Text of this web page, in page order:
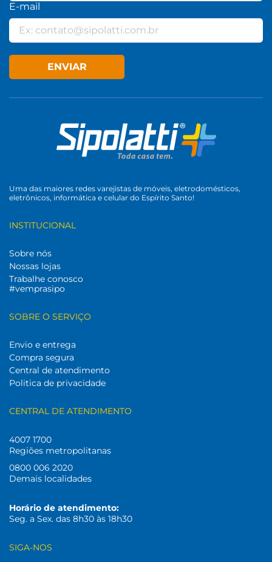
E-mail
ENVIAR
Uma das maiores redes varejistas de móveis, eletrodomésticos,
eletrônicos, informática e celular do Espírito Santo!
INSTITUCIONAL
Sobre nós
Nossas lojas
Trabalhe conosco
#vemprasipo
SOBRE O SERVIÇO
Envio e entrega
Compra segura
Central de atendimento
Politica de privacidade
CENTRAL DE ATENDIMENTO
4007 1700
Regiões metropolitanas
0800 006 2020
Demais localidades
Horário de atendimento:
Seg. a Sex. das 8h30 às 18h30
SIGA-NOS